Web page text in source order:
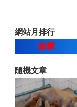
網站月排行
點擊
隨機文章